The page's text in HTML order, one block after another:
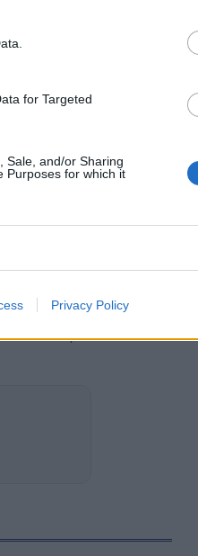
for Targeted
Sale, and/or Sharing
Purposes for which it
Privacy Policy
να
που
που επέφερε
πλοιοκτήτες,
για την
του
περίπτωση
άμεσα
άνοιξη του
Μουτζούρη
οι